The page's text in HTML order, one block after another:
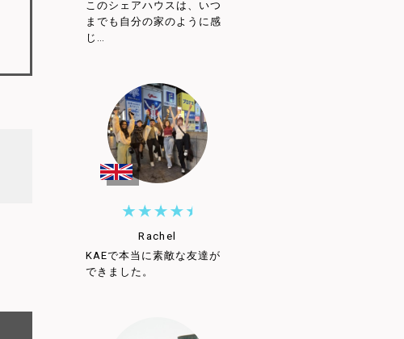
このシェアハウスは、いつ
までも自分の家のように感
じ…
Rachel
KAEで本当に素敵な友達が
できました。